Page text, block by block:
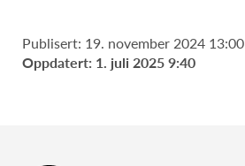
Publisert: 19. november 2024 13:00
Oppdatert: 1. juli 2025 9:40